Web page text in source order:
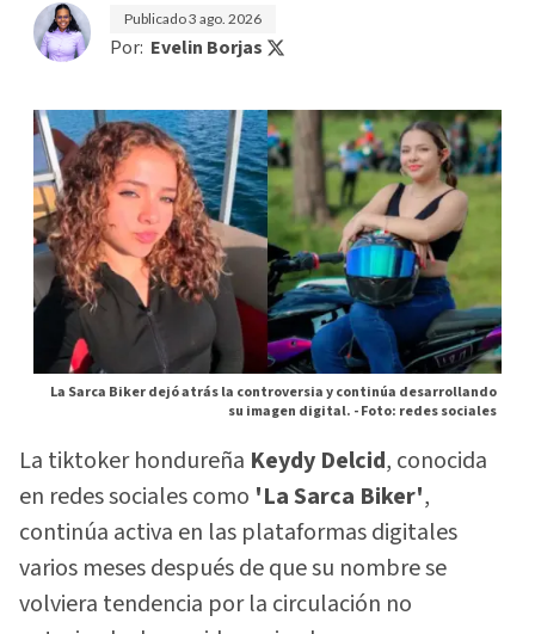
Publicado3 ago. 2026
Por: Evelin Borjas
La Sarca Biker dejó atrás la controversia y continúa desarrollando
su imagen digital. -Foto: redes sociales
La tiktoker hondureña Keydy Delcid, conocida
en redes sociales como 'La Sarca Biker',
continúa activa en las plataformas digitales
varios meses después de que su nombre se
volviera tendencia por la circulación no